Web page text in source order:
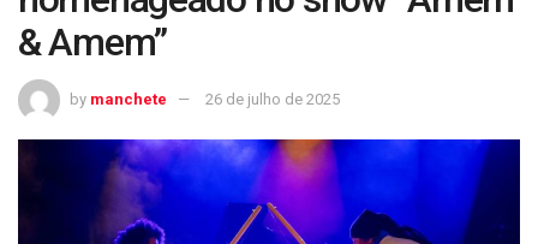
& Amem”
by manchete 26 de julho de 2025